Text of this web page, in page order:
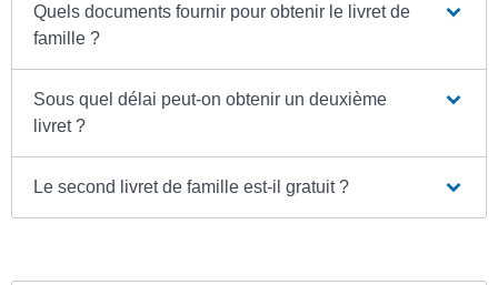
Quels documents fournir pour obtenir le livret de
famille ?
Sous quel délai peut-on obtenir un deuxième
livret ?
Le second livret de famille est-il gratuit ?